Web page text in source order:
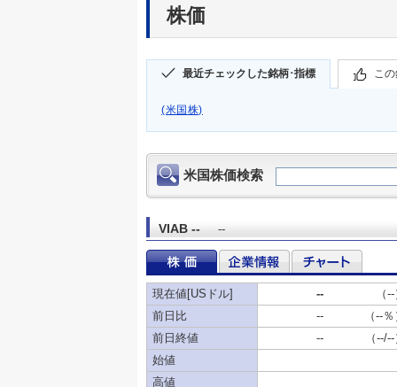
株価
最近チェックした銘柄･指標 こ
(米国株)